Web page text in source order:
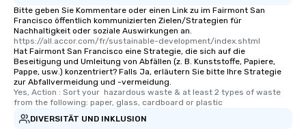
Bitte geben Sie Kommentare oder einen Link zu im Fairmont San
Francisco öffentlich kommunizierten Zielen/Strategien für
Nachhaltigkeit oder soziale Auswirkungen an.
https://all.accor.com/fr/sustainable-development/index.shtml
Hat Fairmont San Francisco eine Strategie, die sich auf die
Beseitigung und Umleitung von Abfällen (z. B. Kunststoffe, Papiere,
Pappe, usw.) konzentriert? Falls Ja, erläutern Sie bitte Ihre Strategie
zur Abfallvermeidung und -vermeidung.
Yes, Action : Sort your  hazardous waste & at least 2 types of waste
from the following: paper, glass, cardboard or plastic
DIVERSITÄT UND INKLUSION